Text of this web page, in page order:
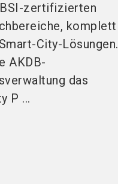
zertifizierten
komplett
City-Lösungen.
AKDB-
das
P ...